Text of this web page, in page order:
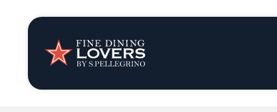
Opinión y
Recetas